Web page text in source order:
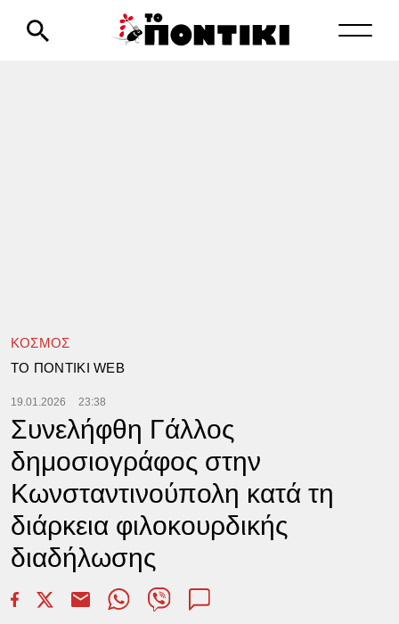
ΚΟΣΜΟΣ
TΟ ΠΟΝΤΙΚΙ WEB
19.01.2026 23:38
Συνελήφθη Γάλλος
δημοσιογράφος στην
Κωνσταντινούπολη κατά τη
διάρκεια φιλοκουρδικής
διαδήλωσης